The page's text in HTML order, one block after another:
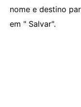
nome e destino
em " Salvar".